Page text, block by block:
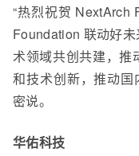
“热烈祝贺 NextArch
Foundation 联动好
术领域共创共建，推
和技术创新，推动国
密说。
华佑科技